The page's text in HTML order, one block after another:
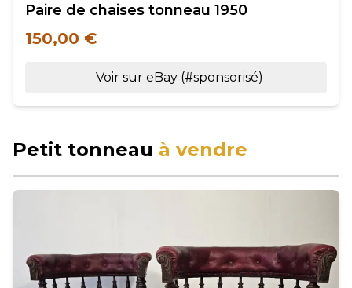
Paire de chaises tonneau 1950
150,00 €
Voir sur eBay (#sponsorisé)
Petit tonneau à vendre